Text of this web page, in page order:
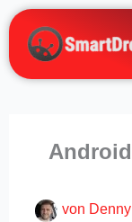
Zum
Inhalt
springen
von